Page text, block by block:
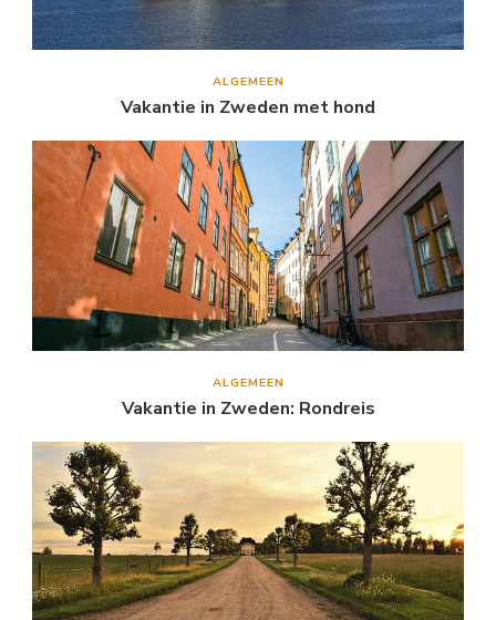
ALGEMEEN
Vakantie in Zweden met hond
ALGEMEEN
Vakantie in Zweden: Rondreis